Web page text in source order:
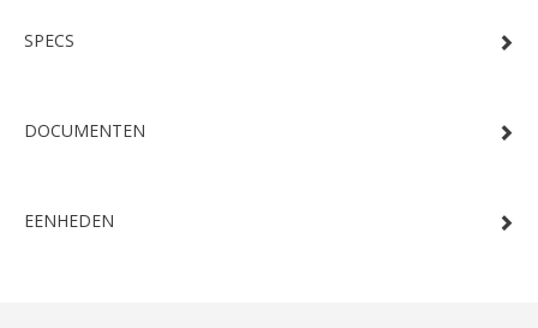
SPECS
DOCUMENTEN
EENHEDEN